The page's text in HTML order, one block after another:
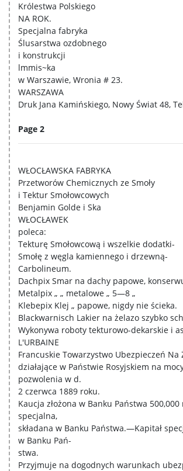
Królestwa Polskiego
NA ROK.
Specjalna fabryka
Ślusarstwa ozdobnego
i konstrukcji
lmmis~ka
w Warszawie, Wronia # 23.
WARSZAWA
Druk Jana Kamińskiego, Nowy Świat 48,
Page 2
WŁOCŁAWSKA FABRYKA
Przetworów Chemicznych ze Smoły
i Tektur Smołowcowych
Benjamin Golde i Ska
WŁOCŁAWEK
poleca:
Tekturę Smołowcową i wszelkie dodatki-
Smołę z węgla kamiennego i drzewną-
Carbolineum.
Dachpix Smar na dachy papowe,
Metalpix „ „ metalowe „ 5—8 „
Klebepix Klej „ papowe, nigdy nie ścieka.
Blackwarnisch Lakier na żelazo szybko
Wykonywa roboty tekturowo-dekarskie i
L'URBAINE
Francuskie Towarzystwo Ubezpieczeń Na
działające w Państwie Rosyjskiem na
pozwolenia w d.
2 czerwca 1889 roku.
Kaucja złożona w Banku Państwa
specjalna,
składana w Banku Państwa.—Kapitał
w Banku Pań-
stwa.
Przyjmuje na dogodnych warunkach